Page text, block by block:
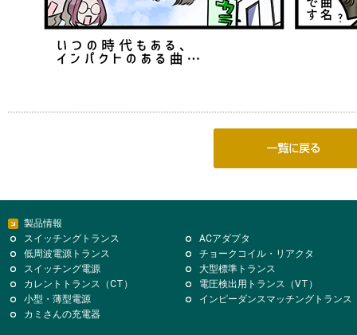
製品情報
スイッチングトランス
ACアダプタ
低周波電源トランス
チョークコイル・リアクタ
スイッチング電源
大型標準トランス
カレントトランス（CT）
電圧検出用トランス（VT）
小型・薄型電源
インピーダンスマッチングトランス
カミさんの充電器